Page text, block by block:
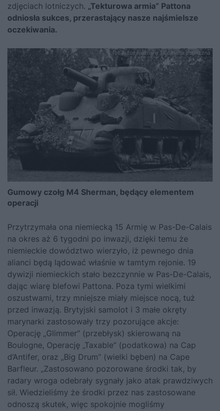
zdjęciach lotniczych. „Tekturowa armia” Pattona
odniosła sukces, przerastający nasze najśmielsze
oczekiwania.
fot.Autor nieznany / domena publiczna
Gumowy czołg M4 Sherman, będący elementem
operacji
Przytrzymała ona niemiecką 15 Armię w Pas-De-Calais
na okres aż 6 tygodni po inwazji, dzięki temu że
niemieckie dowództwo wierzyło, iż pewnego dnia
alianci będą lądować właśnie w tamtym rejonie. 19
dywizji niemieckich stało bezczynnie w Pas-De-Calais,
dając wiarę blefowi Pattona. Poza tymi wielkimi
oszustwami, trzy mniejsze miały miejsce nocą, tuż
przed inwazją. Brytyjski samolot i 3 małe okręty
marynarki zastosowały trzy pozorujące akcje:
Operację „Glimmer” (przebłysk) skierowaną na
Boulogne, Operację „Taxable” (podatkowa) na Cap
d’Antifer, oraz „Big Drum” (wielki bęben) na Cape
Barfleur. „Zastosowano pozorowane środki tak, by
radary wroga odebrały sygnały jako atak prawdziwych
sił. Wiedzieliśmy że środki przez nas zastosowane
odnoszą skutek, więc spokojnie mogliśmy